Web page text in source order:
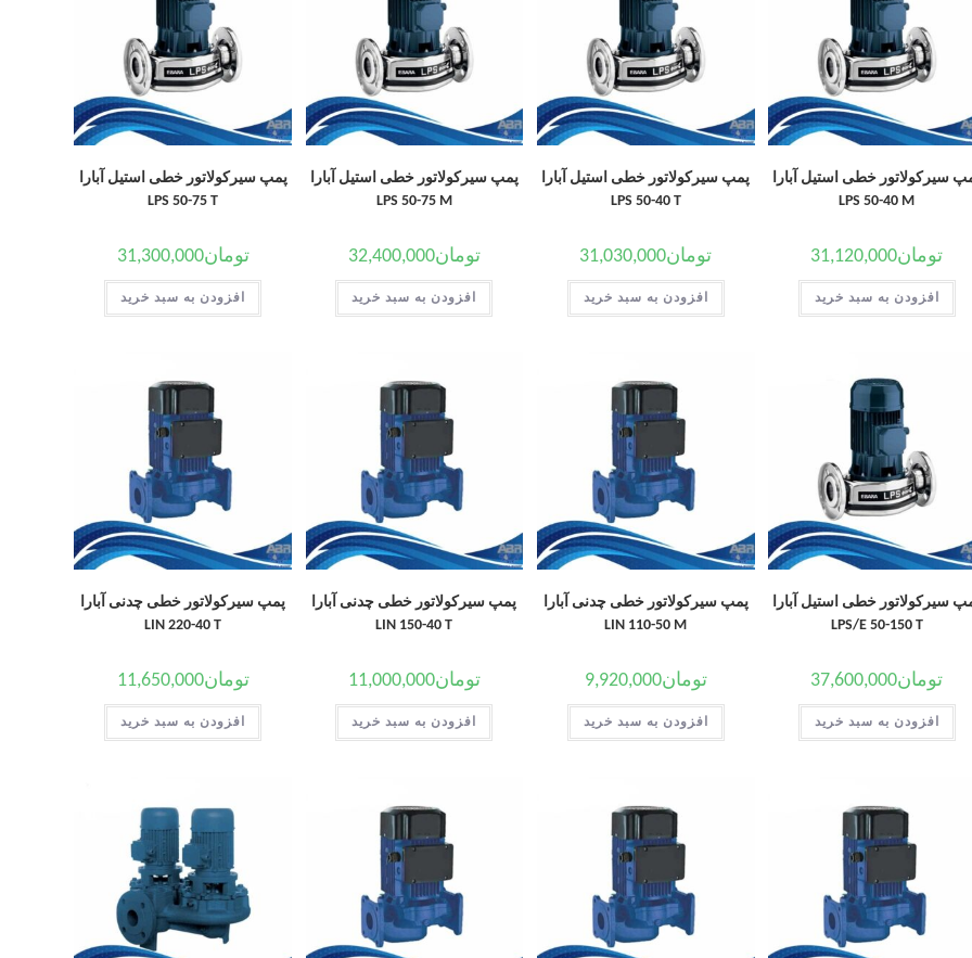
سیرکولاتور خطی استیل آبارا
LPS 50-40 M
تومان31,120,000
افزودن به سبد خرید
پمپ سیرکولاتور خطی استیل آبارا
LPS 50-40 T
تومان31,030,000
افزودن به سبد خرید
پمپ سیرکولاتور خطی استیل آبارا
LPS 50-75 M
تومان32,400,000
افزودن به سبد خرید
پمپ سیرکولاتور خطی استیل آبارا
LPS 50-75 T
تومان31,300,000
افزودن به سبد خرید
سیرکولاتور خطی استیل آبارا
LPS/E 50-150 T
تومان37,600,000
افزودن به سبد خرید
پمپ سیرکولاتور خطی چدنی آبارا
LIN 110-50 M
تومان9,920,000
افزودن به سبد خرید
پمپ سیرکولاتور خطی چدنی آبارا
LIN 150-40 T
تومان11,000,000
افزودن به سبد خرید
پمپ سیرکولاتور خطی چدنی آبارا
LIN 220-40 T
تومان11,650,000
افزودن به سبد خرید